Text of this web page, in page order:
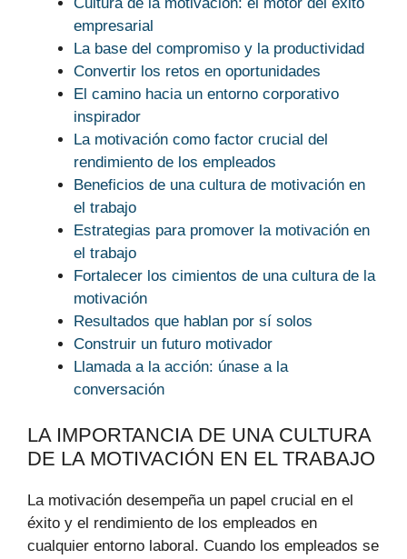
empresarial
La base del compromiso y la productividad
Convertir los retos en oportunidades
El camino hacia un entorno corporativo
inspirador
La motivación como factor crucial del
rendimiento de los empleados
Beneficios de una cultura de motivación en
el trabajo
Estrategias para promover la motivación en
el trabajo
Fortalecer los cimientos de una cultura de la
motivación
Resultados que hablan por sí solos
Construir un futuro motivador
Llamada a la acción: únase a la
conversación
LA IMPORTANCIA DE UNA CULTURA
DE LA MOTIVACIÓN EN EL TRABAJO
La motivación desempeña un papel crucial en el
éxito y el rendimiento de los empleados en
cualquier entorno laboral. Cuando los empleados se